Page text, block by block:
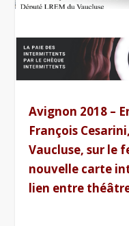
Avignon 2018 –
François
Vaucluse, sur le
nouvelle carte
lien entre